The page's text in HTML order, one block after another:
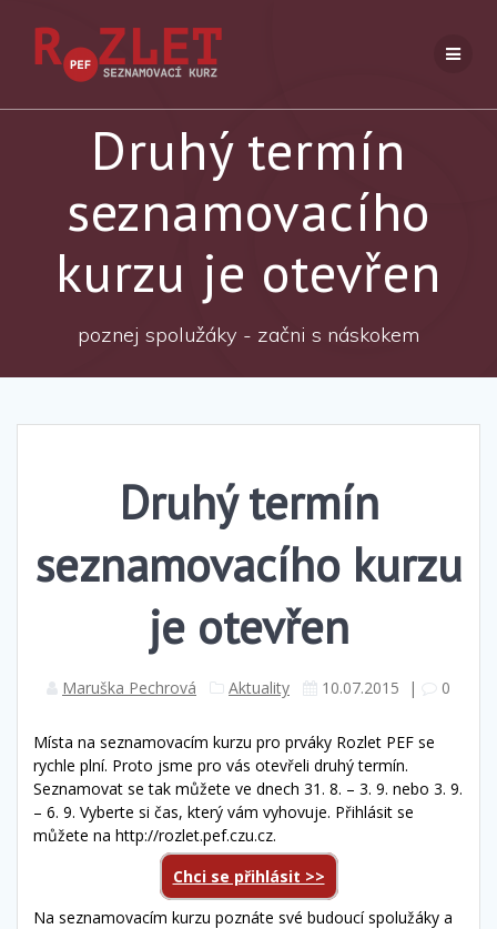
Druhý termín
seznamovacího
kurzu je otevřen
poznej spolužáky - začni s náskokem
Druhý termín
seznamovacího kurzu
je otevřen
Maruška Pechrová Aktuality 10.07.2015 | 0
Místa na seznamovacím kurzu pro prváky Rozlet PEF se
rychle plní. Proto jsme pro vás otevřeli druhý termín.
Seznamovat se tak můžete ve dnech 31. 8. – 3. 9. nebo 3. 9.
– 6. 9. Vyberte si čas, který vám vyhovuje. Přihlásit se
můžete na http://rozlet.pef.czu.cz.
Chci se přihlásit >>
Na seznamovacím kurzu poznáte své budoucí spolužáky a